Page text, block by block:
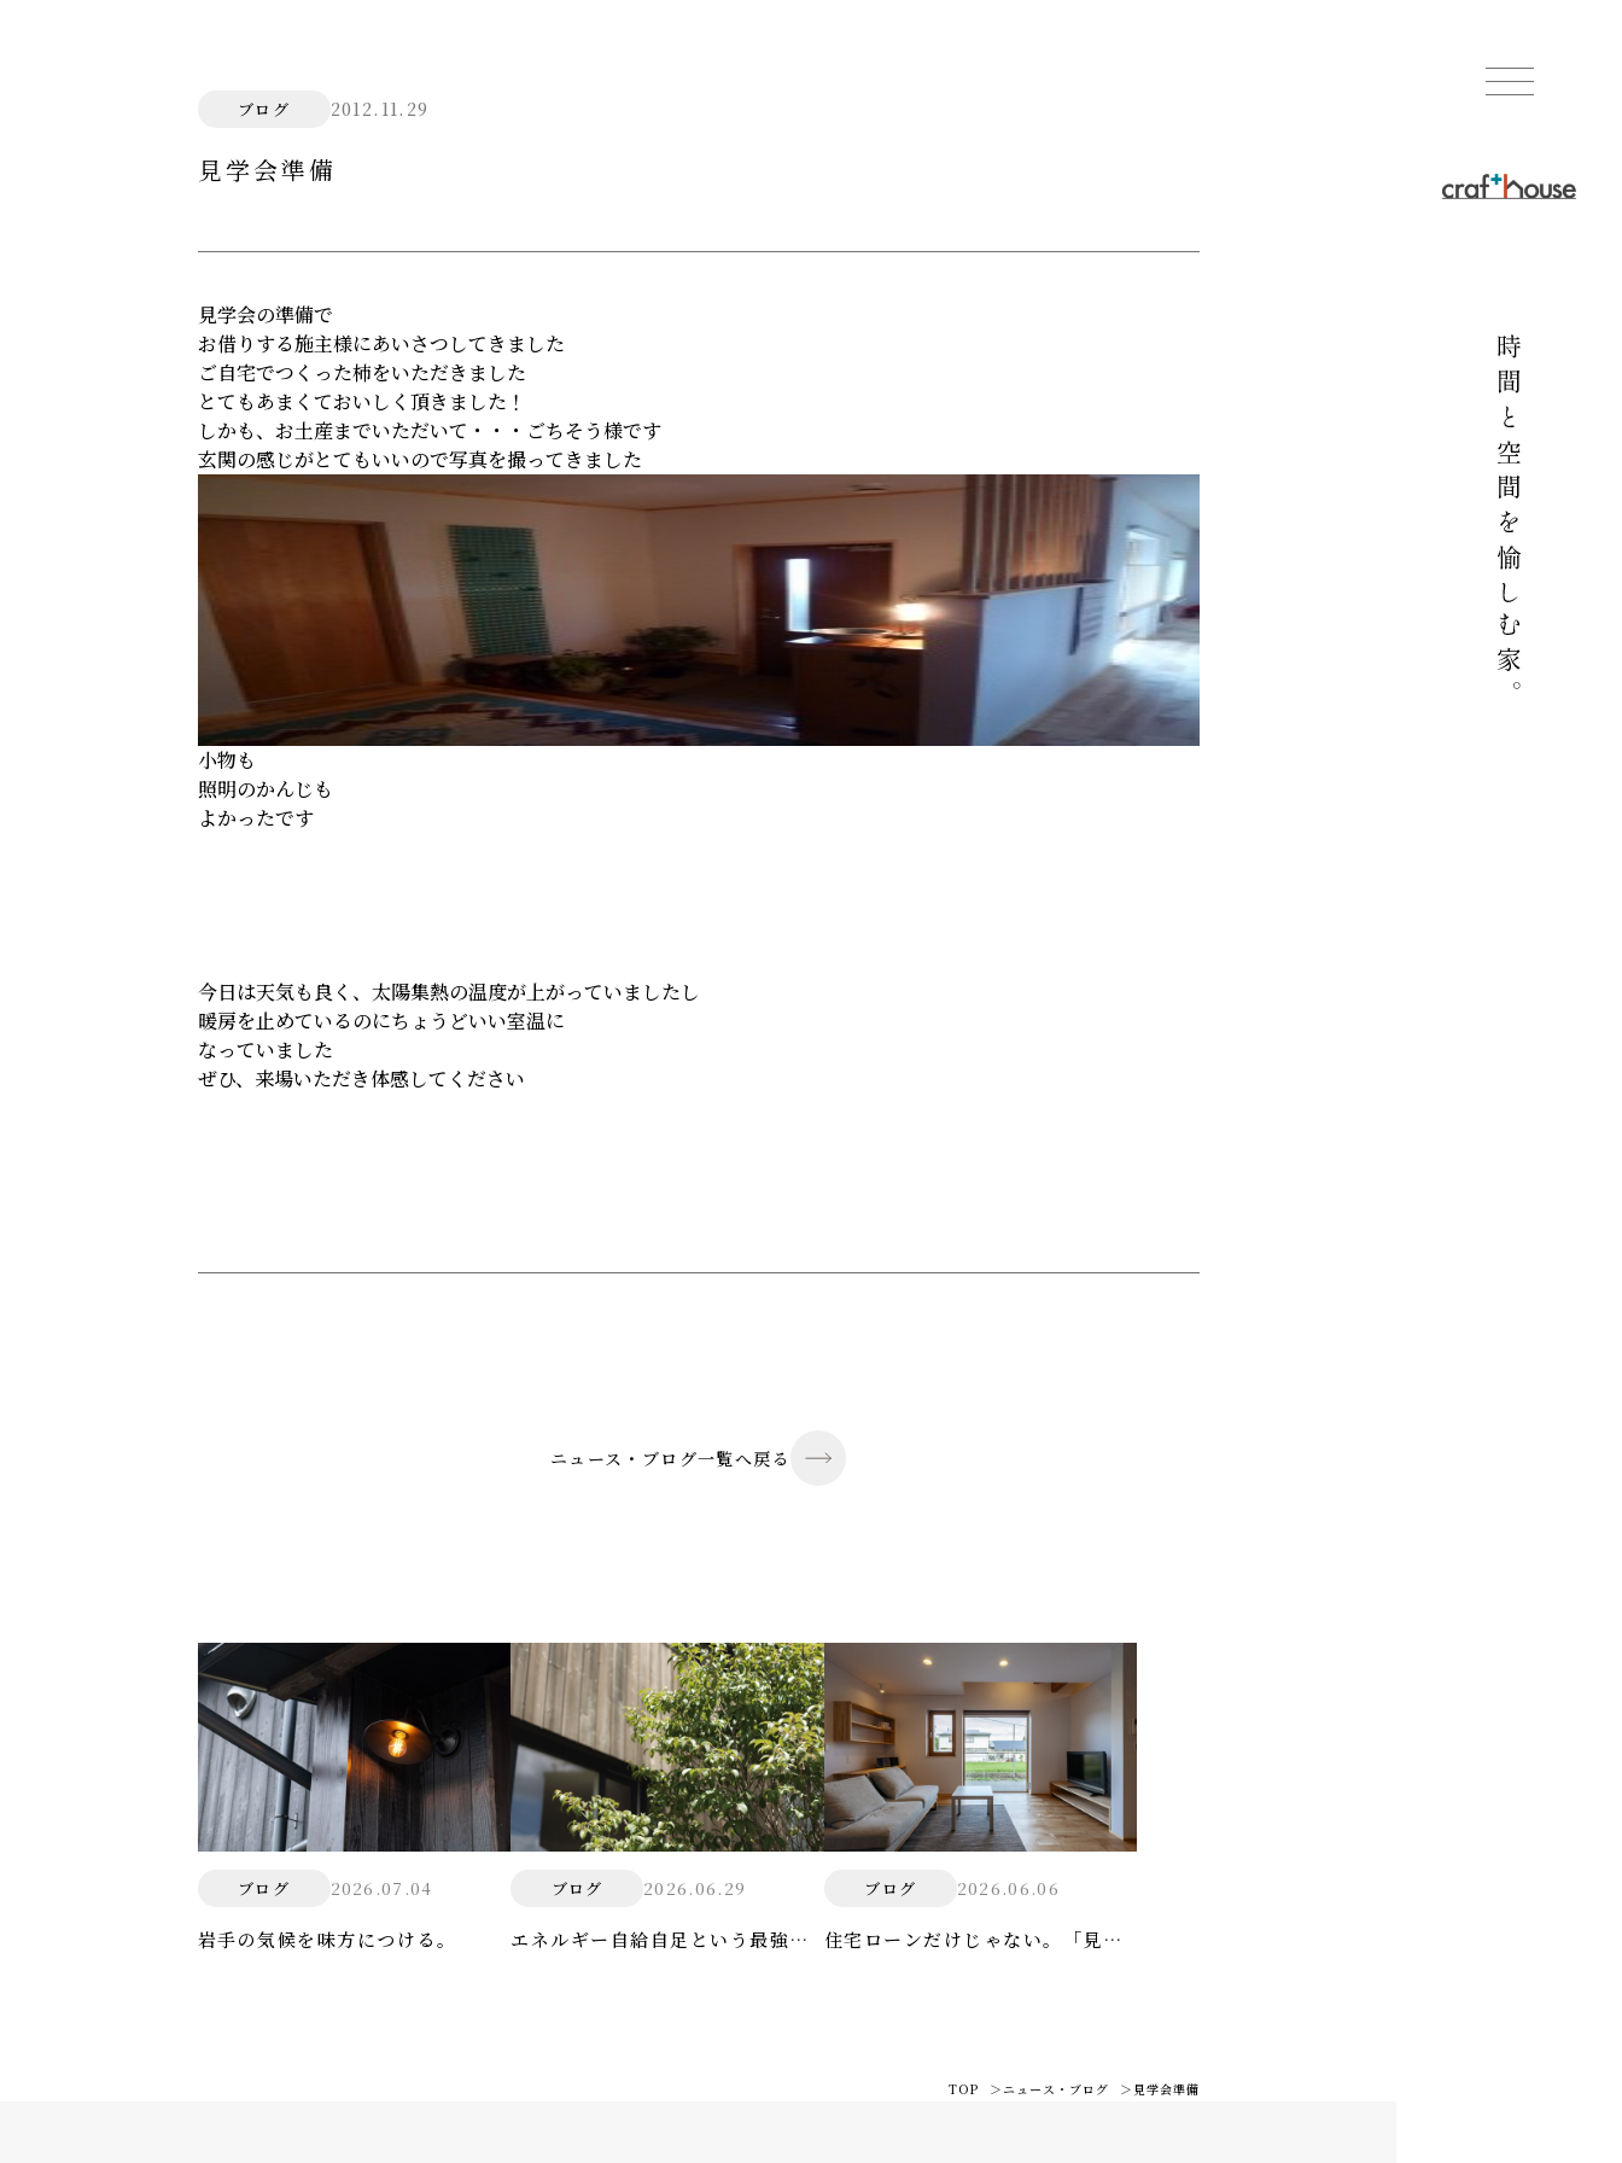
ブログ 2012.11.29
見学会準備
見学会の準備で
お借りする施主様にあいさつしてきました
ご自宅でつくった柿をいただきました
とてもあまくておいしく頂きました！
しかも、お土産までいただいて・・・ごちそう様です
玄関の感じがとてもいいので写真を撮ってきました
小物も
照明のかんじも
よかったです
今日は天気も良く、太陽集熱の温度が上がっていましたし
暖房を止めているのにちょうどいい室温に
なっていました
ぜひ、来場いただき体感してください
ニュース・ブログ一覧へ戻る
ブログ 2026.07.04
岩手の気候を味方につける。
ブログ 2026.06.29
エネルギー自給自足という最強の
ブログ 2026.06.06
住宅ローンだけじゃない。「見え
TOP ニュース・ブログ 見学会準備